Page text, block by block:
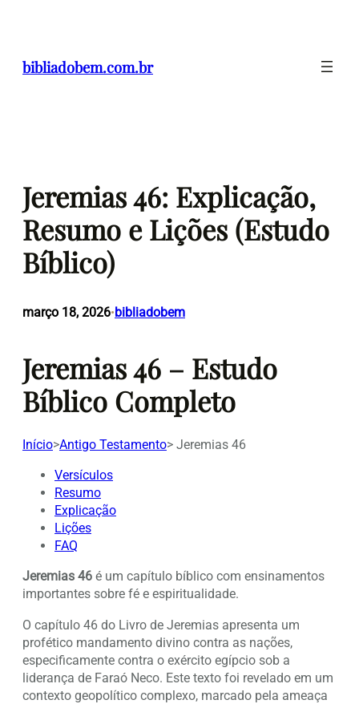
conteúdo
bibliadobem.com.br
Jeremias 46: Explicação,
Resumo e Lições (Estudo
Bíblico)
março 18, 2026•bibliadobem
Jeremias 46 – Estudo
Bíblico Completo
Início>Antigo Testamento> Jeremias 46
Versículos
Resumo
Explicação
Lições
FAQ
Jeremias 46 é um capítulo bíblico com ensinamentos
importantes sobre fé e espiritualidade.
O capítulo 46 do Livro de Jeremias apresenta um
profético mandamento divino contra as nações,
especificamente contra o exército egípcio sob a
liderança de Faraó Neco. Este texto foi revelado em um
contexto geopolítico complexo, marcado pela ameaça